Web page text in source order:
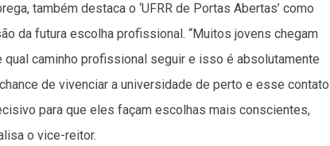
também destaca o ‘UFRR de Portas Abertas’ como
da futura escolha profissional. “Muitos jovens chegam
caminho profissional seguir e isso é absolutamente
de vivenciar a universidade de perto e esse contato
para que eles façam escolhas mais conscientes,
o vice-reitor.